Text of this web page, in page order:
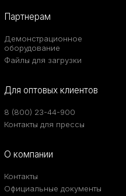
Партнерам
Демонстрационное
оборудование
Файлы для загрузки
Для оптовых клиентов
8 (800) 23-44-900
Контакты для прессы
О компании
Контакты
Официальные документы